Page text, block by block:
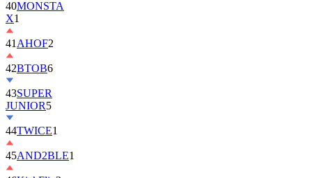
41AHOF
42 BTOB6
43SUPER
JUNIOR
44TWICE
45AND2BLE
46KickFlip2